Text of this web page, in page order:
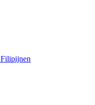
Filipijnen